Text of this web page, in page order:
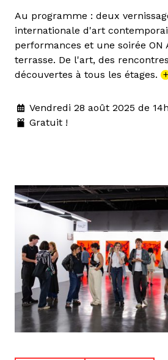
Au programme : deux
internationale d'art
performances et une soirée ON
terrasse. De l'art, des
découvertes à tous les étages. +
Vendredi 28 août 2025 de
Gratuit !